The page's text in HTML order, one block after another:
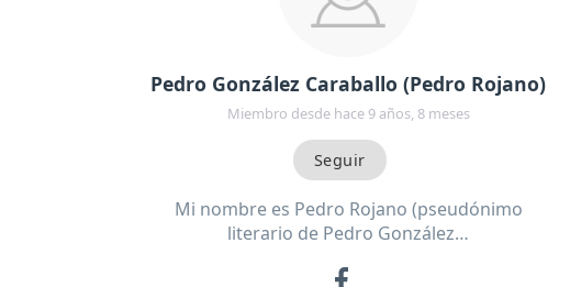
Pedro González Caraballo (Pedro Rojano)
Miembro desde hace 9 años, 8 meses
Mi nombre es Pedro Rojano (pseudónimo
literario de Pedro González…